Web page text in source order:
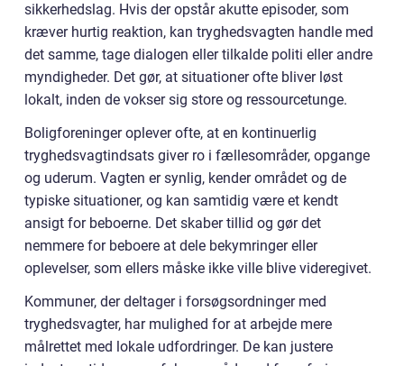
sikkerhedslag. Hvis der opstår akutte episoder, som
kræver hurtig reaktion, kan tryghedsvagten handle med
det samme, tage dialogen eller tilkalde politi eller andre
myndigheder. Det gør, at situationer ofte bliver løst
lokalt, inden de vokser sig store og ressourcetunge.
Boligforeninger oplever ofte, at en kontinuerlig
tryghedsvagtindsats giver ro i fællesområder, opgange
og uderum. Vagten er synlig, kender området og de
typiske situationer, og kan samtidig være et kendt
ansigt for beboerne. Det skaber tillid og gør det
nemmere for beboere at dele bekymringer eller
oplevelser, som ellers måske ikke ville blive videregivet.
Kommuner, der deltager i forsøgsordninger med
tryghedsvagter, har mulighed for at arbejde mere
målrettet med lokale udfordringer. De kan justere